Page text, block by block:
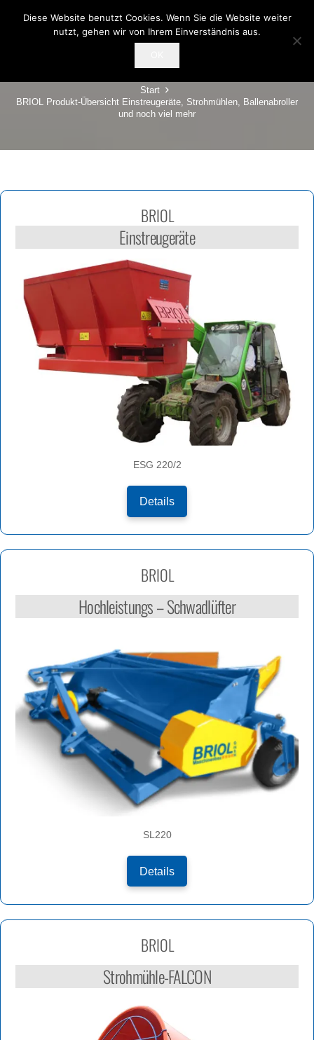
PRODUKT-ÜBERSICHT
Start
BRIOL Produkt-Übersicht Einstreugeräte, Strohmühlen, Ballenabroller
und noch viel mehr
BRIOL
Einstreugeräte
ESG 220/2
Details
BRIOL
Hochleistungs – Schwadlüfter
SL220
Details
BRIOL
Strohmühle-FALCON
Diese Website benutzt Cookies. Wenn Sie die Website weiter
nutzt, gehen wir von Ihrem Einverständnis aus.